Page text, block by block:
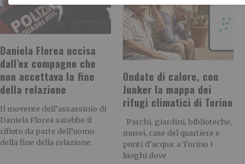
Daniela Florea uccisa
dall’ex compagno che
non accettava la fine
della relazione
Il movente dell’assassinio di
Daniela Florea sarebbe il
rifiuto da parte dell’uomo
della fine della relazione.
Ondate di calore, con
Junker la mappa dei
rifugi climatici di Torino
Parchi, giardini, biblioteche,
musei, case del quartiere e
punti d’acqua: a Torino i
luoghi dove